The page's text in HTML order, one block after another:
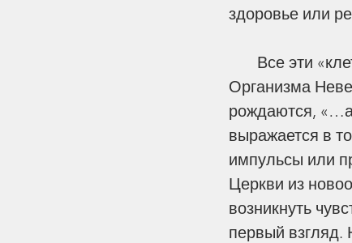
КонформизмЛюбовь
Сила Молитвы
здоровье или
Организма
рождаются, «…а
выражается в
импульсы или
Церкви из
возникнуть
первый взгляд.